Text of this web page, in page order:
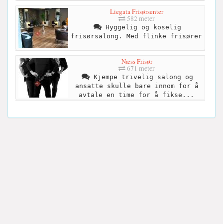
Liegata Frisørsenter
582 meter
Hyggelig og koselig
frisørsalong. Med flinke frisører
Næss Frisør
671 meter
Kjempe trivelig salong og
ansatte skulle bare innom for å
avtale en time for å fikse...